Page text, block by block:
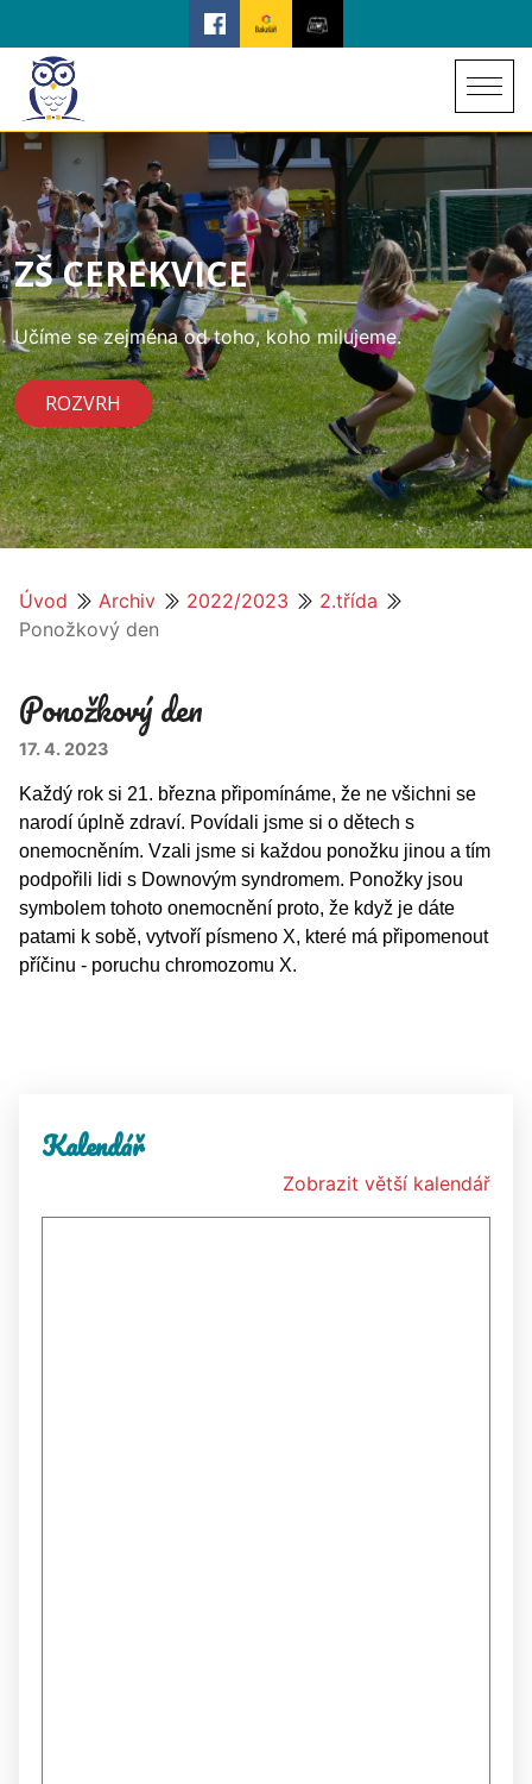
ZŠ CEREKVICE
Učíme se zejména od toho, koho milujeme.
ROZVRH
Úvod Archiv 2022/2023
2.třída
Ponožkový den
Ponožkový den
17. 4. 2023
Každý rok si 21. března připomínáme, že ne všichni se
narodí úplně zdraví. Povídali jsme si o dětech s
onemocněním. Vzali jsme si každou ponožku jinou a tím
podpořili lidi s Downovým syndromem. Ponožky jsou
symbolem tohoto onemocnění proto, že když je dáte
patami k sobě, vytvoří písmeno X, které má připomenout
příčinu - poruchu chromozomu X.
Kalendář
Zobrazit větší kalendář